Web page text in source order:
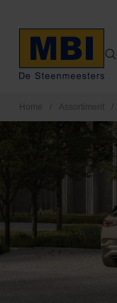
Home / Assortiment /